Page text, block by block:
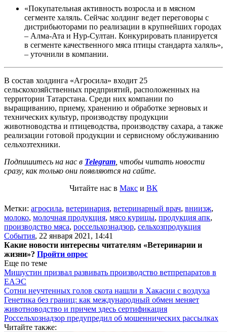
«Покупательная активность возросла и в мясном
сегменте халяль. Сейчас холдинг ведет переговоры с
дистрибьюторами по реализации в крупнейших городах
– Алма-Ата и Нур-Султан. Конкурировать планируется
в сегменте качественного мяса птицы стандарта халяль»,
– уточнили в компании.
В состав холдинга «Агросила» входит 25
сельскохозяйственных предприятий, расположенных на
территории Татарстана. Среди них компании по
выращиванию, приему, хранению и обработке зерновых и
технических культур, производству продукции
животноводства и птицеводства, производству сахара, а также
реализации готовой продукции и сервисному обслуживанию
сельхозтехники.
Подпишитесь на нас в Telegram , чтобы читать новости
сразу, как только они появляются на сайте.
Читайте нас в Макс и ВК
Метки: агросила, ветеринария, ветеринарный врач, вниизж,
молоко, молочная продукция, мясо курицы, продукция апк,
производство мяса, россельхознадзор, сельхозпродукция
События, 22 января 2021, 14:41
Какие новости интересны читателям «Ветеринарии и
жизни»? Пройти опрос
Еще по теме
Мишустин призвал развивать производство ветпрепаратов в
ЕАЭС
Сотни неучтенных голов скота нашли в Хакасии с воздуха
Генетика без границ: как международный обмен меняет
животноводство и причем здесь сертификация
Россельхознадзор предупредил об мошеннических рассылках
Читайте также: